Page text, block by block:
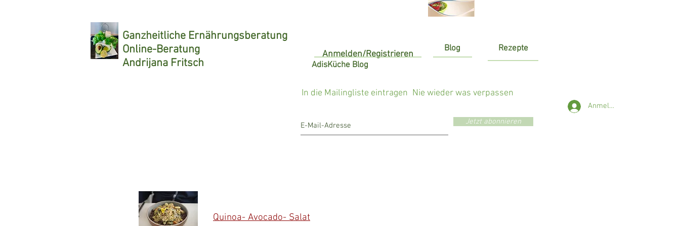
Ganzheitliche Ernährungsberatung
Online-Beratung
Andrijana Fritsch
Anmelden/Registrieren
Blog
Rezepte
AdisKüche Blog
In die Mailingliste eintragen Nie wieder was verpassen
Jetzt abonnieren
Anmelden
Quinoa- Avocado- Salat